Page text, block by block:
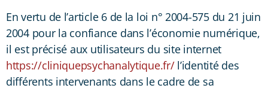
En vertu de l’article 6 de la loi n° 2004-575 du 21 juin
2004 pour la confiance dans l’économie numérique,
il est précisé aux utilisateurs du site internet
https://cliniquepsychanalytique.fr/l’identité des
différents intervenants dans le cadre de sa